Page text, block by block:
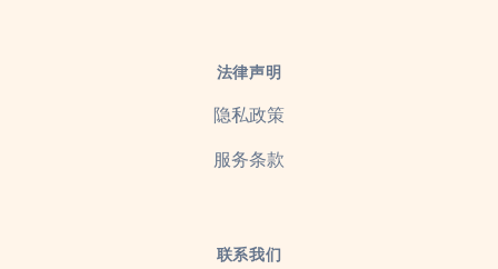
法律声明
隐私政策
服务条款
联系我们